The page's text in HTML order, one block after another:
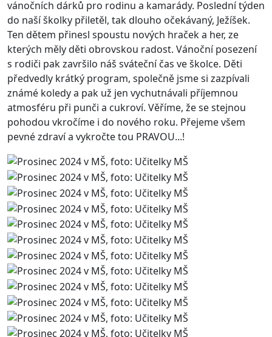
vánočních dárků pro rodinu a kamarády. Poslední týden
do naší školky přiletěl, tak dlouho očekávaný, Ježíšek.
Ten dětem přinesl spoustu nových hraček a her, ze
kterých měly děti obrovskou radost. Vánoční posezení
s rodiči pak završilo náš sváteční čas ve školce. Děti
předvedly krátký program, společně jsme si zazpívali
známé koledy a pak už jen vychutnávali příjemnou
atmosféru při punči a cukroví. Věříme, že se stejnou
pohodou vkročíme i do nového roku. Přejeme všem
pevné zdraví a vykročte tou PRAVOU...!